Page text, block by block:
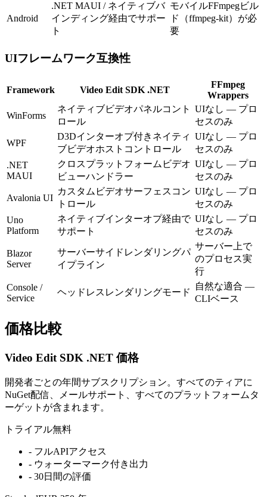
Android
.NET MAUI / ネイティブバ
インディング経由でサポー
ト
モバイルFFmpegビル
ド（ffmpeg-kit）が必
要
UIフレームワーク互換性
Framework Video Edit SDK .NET
FFmpeg
Wrappers
WinForms
ネイティブビデオパネルコント
ロール
UIなし — プロ
セスのみ
WPF
D3Dインターオプ付きネイティ
ブビデオホストコントロール
UIなし — プロ
セスのみ
.NET
MAUI
クロスプラットフォームビデオ
ビューハンドラー
UIなし — プロ
セスのみ
Avalonia UI
カスタムビデオサーフェスコン
トロール
UIなし — プロ
セスのみ
Uno
Platform
ネイティブインターオプ経由で
サポート
UIなし — プロ
セスのみ
Blazor
Server
サーバーサイドレンダリングパ
イプライン
サーバー上で
のプロセス実
行
Console /
Service
ヘッドレスレンダリングモード
自然な適合 —
CLIベース
価格比較
Video Edit SDK .NET 価格
開発者ごとの年間サブスクリプション。すべてのティアに
NuGet配信、メールサポート、すべてのプラットフォームタ
ーゲットが含まれます。
トライアル無料
- フルAPIアクセス
- ウォーターマーク付き出力
- 30日間の評価